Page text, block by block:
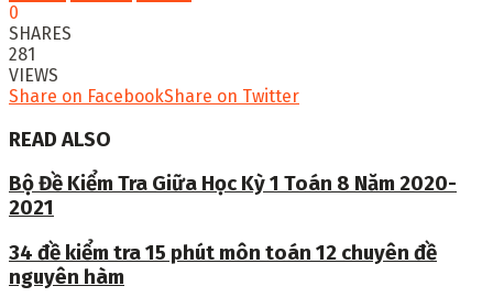
0
SHARES
281
VIEWS
Share on FacebookShare on Twitter
READ ALSO
Bộ Đề Kiểm Tra Giữa Học Kỳ 1 Toán 8 Năm 2020-
2021
34 đề kiểm tra 15 phút môn toán 12 chuyên đề
nguyên hàm